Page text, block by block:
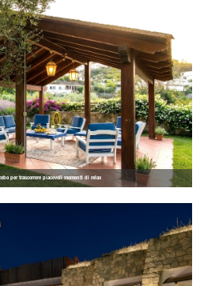
per trascorrere piacevoli momenti di relax